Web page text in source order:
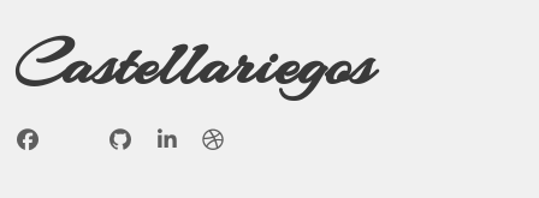
Castellariegos